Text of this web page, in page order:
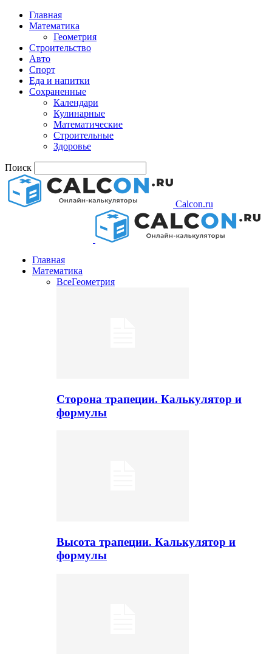
Главная
Математика
Геометрия
Строительство
Авто
Спорт
Еда и напитки
Сохраненные
Календари
Кулинарные
Математические
Строительные
Здоровье
Поиск
Calcon.ru
Главная
Математика
ВсеГеометрия
Сторона трапеции. Калькулятор и
формулы
Высота трапеции. Калькулятор и
формулы